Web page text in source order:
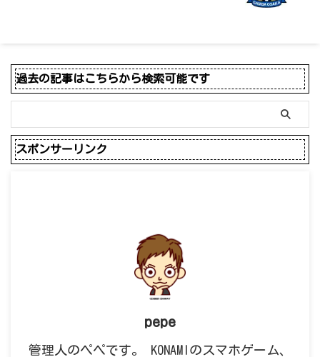
過去の記事はこちらから検索可能です
スポンサーリンク
pepe
管理人のペペです。 KONAMIのスマホゲーム、